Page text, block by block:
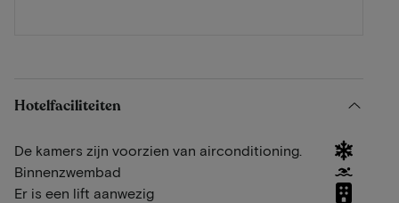
Hotelfaciliteiten
De kamers zijn voorzien van airconditioning.
Binnenzwembad
Er is een lift aanwezig